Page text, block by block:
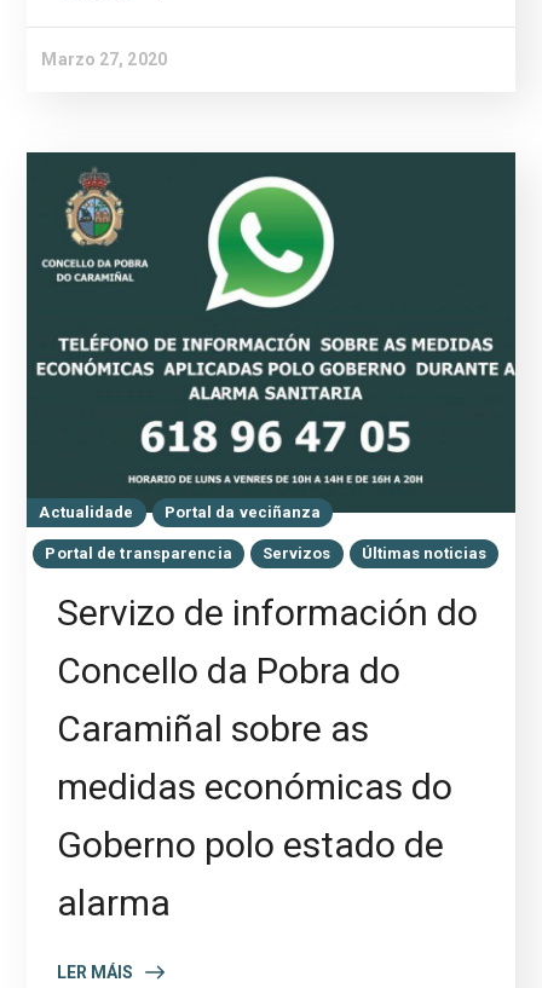
Marzo 27, 2020
Actualidade Portal da veciñanza
Portal de transparencia Servizos Últimas noticias
Servizo de información do
Concello da Pobra do
Caramiñal sobre as
medidas económicas do
Goberno polo estado de
alarma
LER MÁIS